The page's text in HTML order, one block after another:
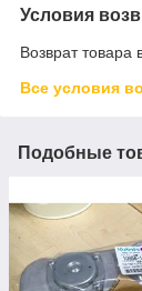
Условия
Возврат товара
Все условия
Подобные